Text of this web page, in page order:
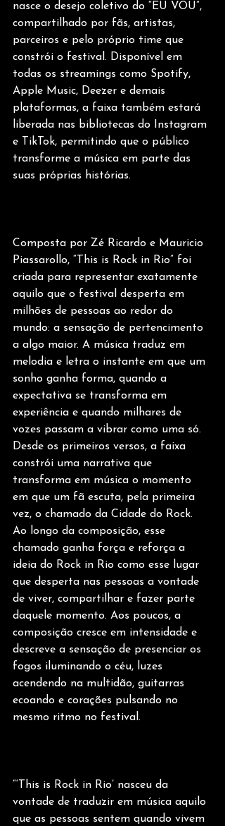
nasce o desejo coletivo do “EU VOU”,
compartilhado por fãs, artistas,
parceiros e pelo próprio time que
constrói o festival. Disponível em
todas os streamings como Spotify,
Apple Music, Deezer e demais
plataformas, a faixa também estará
liberada nas bibliotecas do Instagram
e TikTok, permitindo que o público
transforme a música em parte das
suas próprias histórias.
Composta por Zé Ricardo e Mauricio
Piassarollo, “This is Rock in Rio” foi
criada para representar exatamente
aquilo que o festival desperta em
milhões de pessoas ao redor do
mundo: a sensação de pertencimento
a algo maior. A música traduz em
melodia e letra o instante em que um
sonho ganha forma, quando a
expectativa se transforma em
experiência e quando milhares de
vozes passam a vibrar como uma só.
Desde os primeiros versos, a faixa
constrói uma narrativa que
transforma em música o momento
em que um fã escuta, pela primeira
vez, o chamado da Cidade do Rock.
Ao longo da composição, esse
chamado ganha força e reforça a
ideia do Rock in Rio como esse lugar
que desperta nas pessoas a vontade
de viver, compartilhar e fazer parte
daquele momento. Aos poucos, a
composição cresce em intensidade e
descreve a sensação de presenciar os
fogos iluminando o céu, luzes
acendendo na multidão, guitarras
ecoando e corações pulsando no
mesmo ritmo no festival.
“‘This is Rock in Rio’ nasceu da
vontade de traduzir em música aquilo
que as pessoas sentem quando vivem